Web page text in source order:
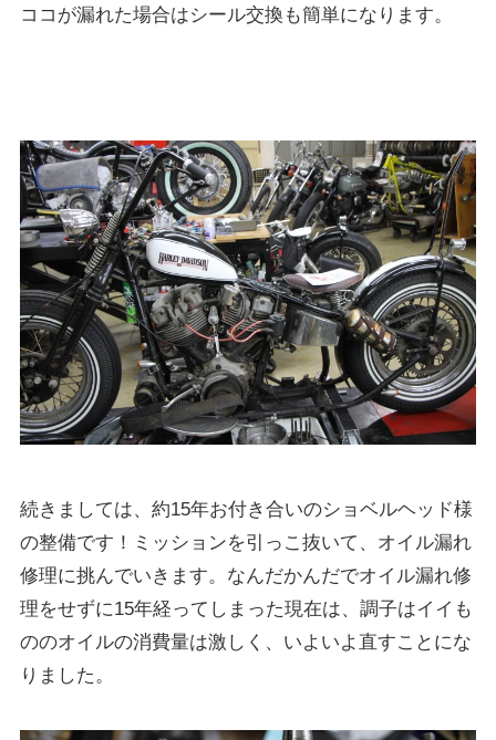
ココが漏れた場合はシール交換も簡単になります。
続きましては、約15年お付き合いのショベルヘッド様
の整備です！ミッションを引っこ抜いて、オイル漏れ
修理に挑んでいきます。なんだかんだでオイル漏れ修
理をせずに15年経ってしまった現在は、調子はイイも
ののオイルの消費量は激しく、いよいよ直すことにな
りました。